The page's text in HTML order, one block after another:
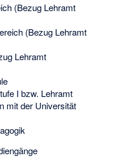
(Bezug Lehramt
(Bezug Lehramt
Lehramt
I bzw. Lehramt
mit der Universität